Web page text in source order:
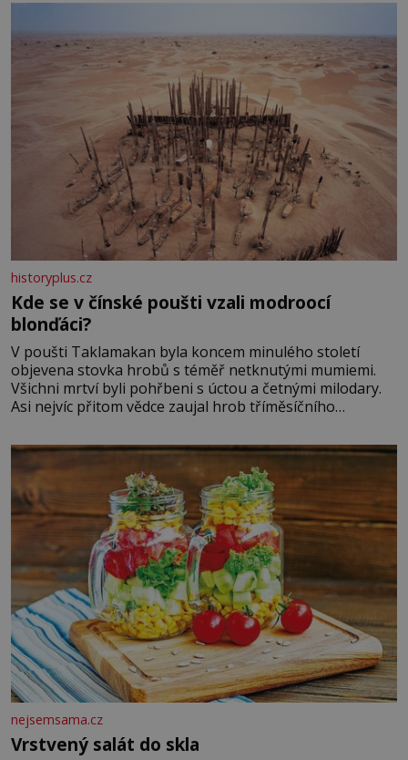
historyplus.cz
Kde se v čínské poušti vzali modroocí
blonďáci?
V poušti Taklamakan byla koncem minulého století
objevena stovka hrobů s téměř netknutými mumiemi.
Všichni mrtví byli pohřbeni s úctou a četnými milodary.
Asi nejvíc přitom vědce zaujal hrob tříměsíčního
blonďaté vlásky. Fakt, že jsou těla dávných lidí nesmírně
dobře zachovalá, přičítají odborníci zdejším klimatickým
podmínkám. Sucho, prosolené písky a extrémně
nejsemsama.cz
Vrstvený salát do skla